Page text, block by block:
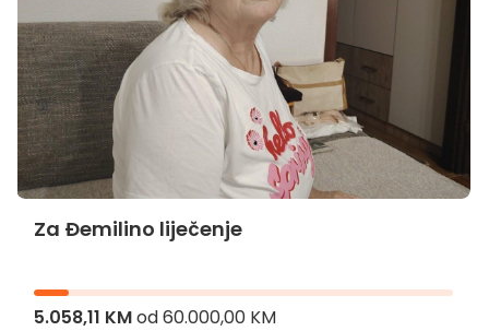
Za Đemilino liječenje
5.058,11 KMod60.000,00 KM